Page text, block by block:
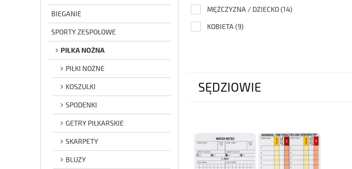
BIEGANIE
SPORTY ZESPOŁOWE
PIŁKA NOŻNA
PIŁKI NOŻNE
KOSZULKI
SPODENKI
GETRY PIŁKARSKIE
SKARPETY
BLUZY
MĘŻCZYZNA / DZIECKO(14)
KOBIETA (9)
SĘDZIOWIE